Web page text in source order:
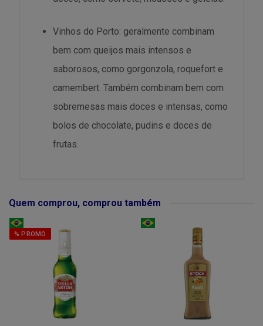
Vinhos do Porto: geralmente combinam
bem com queijos mais intensos e
saborosos, como gorgonzola, roquefort e
camembert. Também combinam bem com
sobremesas mais doces e intensas, como
bolos de chocolate, pudins e doces de
frutas.
Quem comprou, comprou também
% PROMO